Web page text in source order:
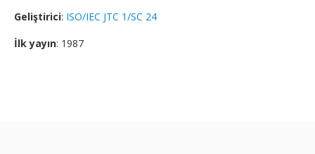
Geliştirici: ISO/IEC JTC 1/SC 24
İlk yayın: 1987